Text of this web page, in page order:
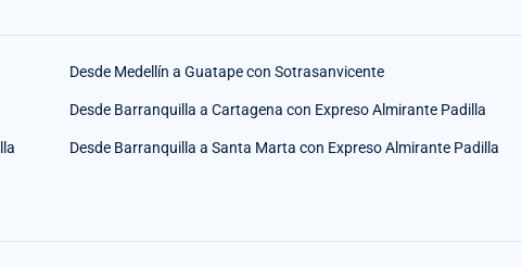
Desde Medellín a Guatape con Sotrasanvicente
Desde Barranquilla a Cartagena con Expreso Almirante Padilla
Desde Barranquilla a Santa Marta con Expreso Almirante Padilla